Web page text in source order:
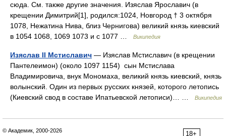
сюда. Cм. также другие значения. Изяслав Ярославич (в
крещении Димитрий[1], родился:1024, Новгород † 3 октября
1078, Нежатина Нива, близ Чернигова) великий князь киевский
в 1054 1068, 1069 1073 и с 1077 …
Википедия
Изяслав II Мстиславич — Изяслав Мстиславич (в крещении
Пантелеимон) (около 1097 1154) сын Мстислава
Владимировича, внук Мономаха, великий князь киевский, князь
волынский. Один из первых русских князей, которого летопись
(Киевский свод в составе Ипатьевской летописи)… …
Википедия
18+
© Академик, 2000-2026